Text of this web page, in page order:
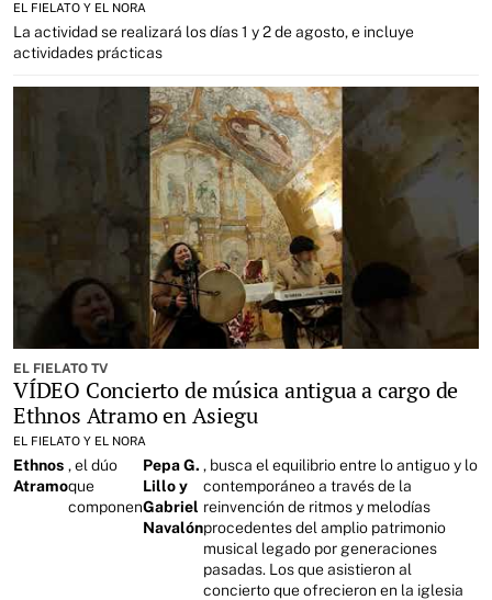
EL FIELATO Y EL NORA
La actividad se realizará los días 1 y 2 de agosto, e incluye
actividades prácticas
EL FIELATO TV
VÍDEO Concierto de música antigua a cargo de
Ethnos Atramo en Asiegu
EL FIELATO Y EL NORA
Ethnos
Atramo
, el dúo
que
componen
Pepa G.
Lillo y
Gabriel
Navalón
, busca el equilibrio entre lo antiguo y lo
contemporáneo a través de la
reinvención de ritmos y melodías
procedentes del amplio patrimonio
musical legado por generaciones
pasadas. Los que asistieron al
concierto que ofrecieron en la iglesia